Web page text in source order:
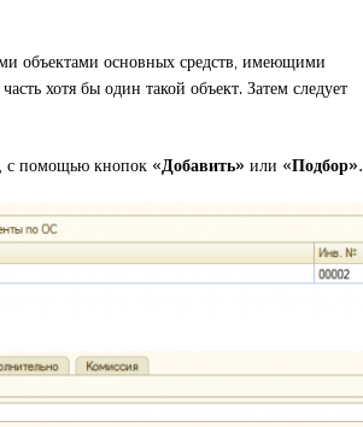
объектами основных средств, имеющими
хотя бы один такой объект. Затем следует
с помощью кнопок «Добавить» или «Подбор».